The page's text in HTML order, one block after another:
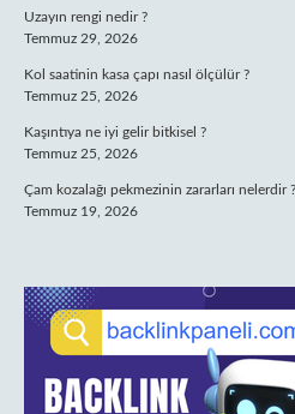
Uzayın rengi nedir ?
Temmuz 29, 2026
Kol saatinin kasa çapı nasıl ölçülür ?
Temmuz 25, 2026
Kaşıntıya ne iyi gelir bitkisel ?
Temmuz 25, 2026
Çam kozalağı pekmezinin zararları nelerdir ?
Temmuz 19, 2026